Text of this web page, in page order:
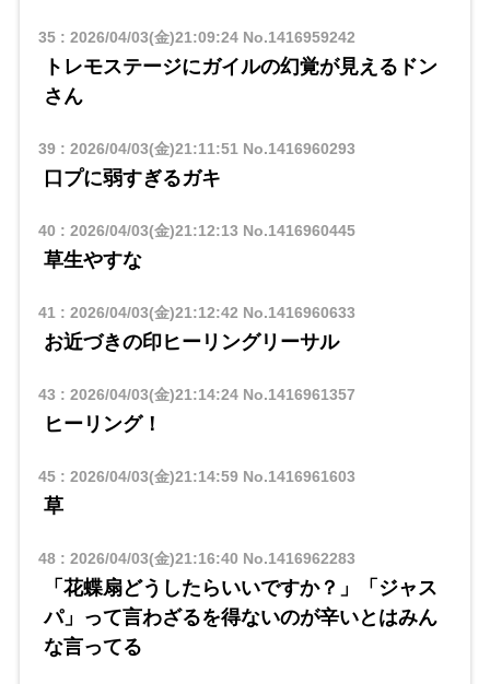
35: 2026/04/03(金)21:09:24No.1416959242
トレモステージにガイルの幻覚が見えるドン
さん
39: 2026/04/03(金)21:11:51 No.1416960293
口プに弱すぎるガキ
40 : 2026/04/03(金)21:12:13 No.1416960445
草生やすな
41 : 2026/04/03(金)21:12:42 No.1416960633
お近づきの印ヒーリングリーサル
43 : 2026/04/03(金)21:14:24No.1416961357
ヒーリング！
45: 2026/04/03(金)21:14:59No.1416961603
草
48: 2026/04/03(金)21:16:40 No.1416962283
「花蝶扇どうしたらいいですか？」「ジャス
パ」って言わざるを得ないのが辛いとはみん
な言ってる